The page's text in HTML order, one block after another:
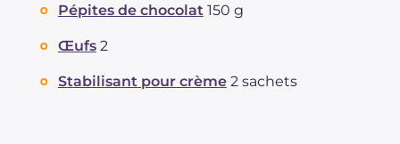
Pépites de chocolat 150 g
Œufs 2
Stabilisant pour crème 2 sachets